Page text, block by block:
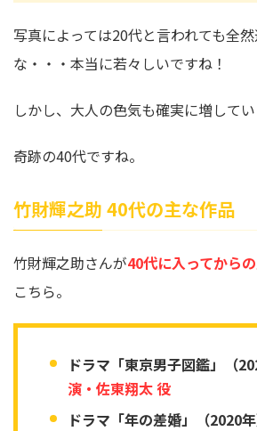
写真によっては20代と言われても全
な・・・本当に若々しいですね！
しかし、大人の色気も確実に増してい
奇跡の40代ですね。
竹財輝之助 40代の主な作品
竹財輝之助さんが40代に入ってから
こちら。
ドラマ「東京男子図鑑」（
演・佐東翔太 役
ドラマ「年の差婚」（2020年